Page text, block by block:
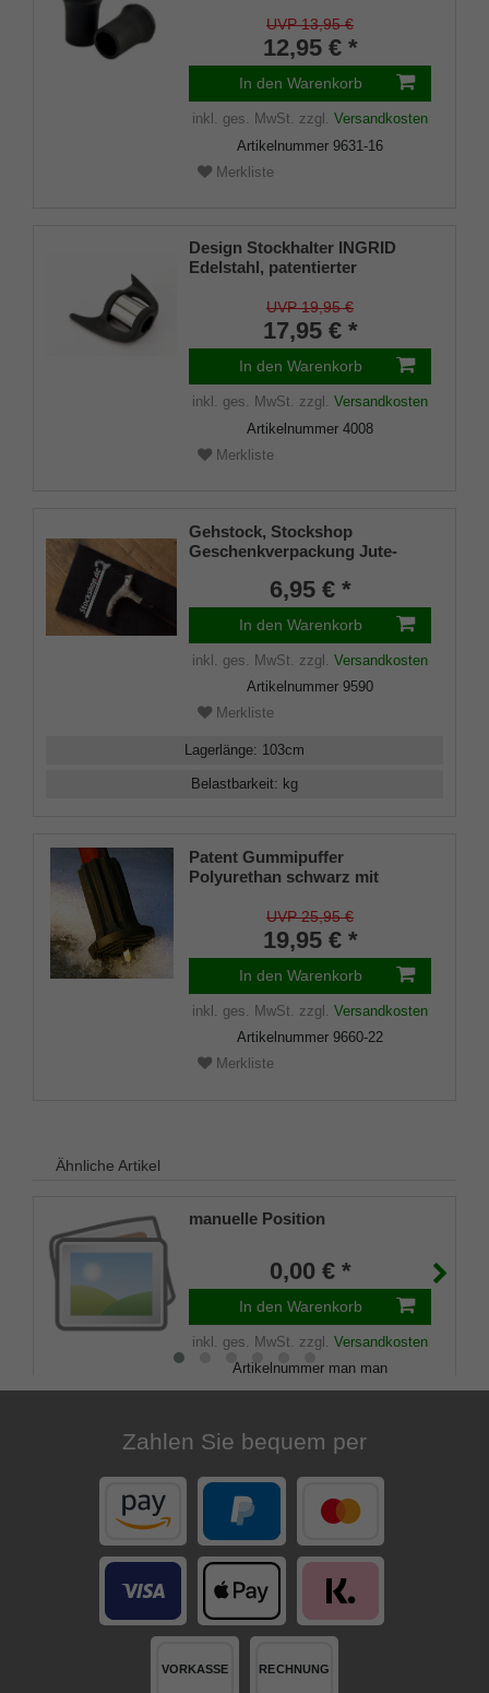
elegant, mit Metalleinlage (VE 2
UVP 13,95 €
12,95 € *
In den Warenkorb
inkl. ges. MwSt. zzgl. Versandkosten
Artikelnummer 9631-16
Merkliste
Design Stockhalter INGRID
Edelstahl, patentierter
(18 - 22mm), Weichgummi
UVP 19,95 €
17,95 € *
In den Warenkorb
inkl. ges. MwSt. zzgl. Versandkosten
Artikelnummer 4008
Merkliste
Gehstock, Stockshop
Geschenkverpackung Jute-
Klettverschluss6,95 € *
In den Warenkorb
inkl. ges. MwSt. zzgl. Versandkosten
Artikelnummer 9590
Merkliste
Lagerlänge: 103cm
Belastbarkeit: kg
Patent Gummipuffer
Polyurethan schwarz mit
Gehstöcke aus Holz und Metall,
flexibler Schaft für
Durchmesser von ca. 17-22 mm
UVP 25,95 €
19,95 € *
In den Warenkorb
inkl. ges. MwSt. zzgl. Versandkosten
Artikelnummer 9660-22
Merkliste
Ähnliche Artikel
manuelle Position
0,00 € *
In den Warenkorb
inkl. ges. MwSt. zzgl. Versandkosten
Artikelnummer man man
Merkliste
Zahlen Sie bequem per